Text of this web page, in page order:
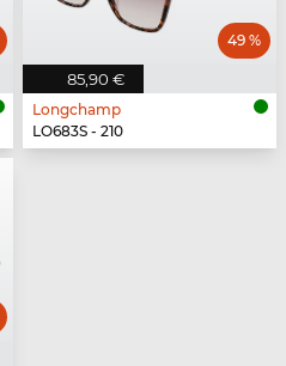
85,90 €
49 %
Longchamp
LO683S - 210